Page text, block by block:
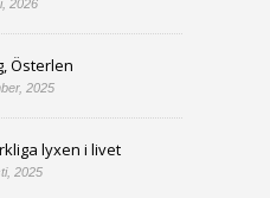
2026
Österlen
2025
lyxen i livet
2025